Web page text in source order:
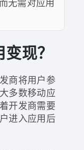
无需对应用
现？
商将用户参
多数移动应
开发商需要
进入应用后